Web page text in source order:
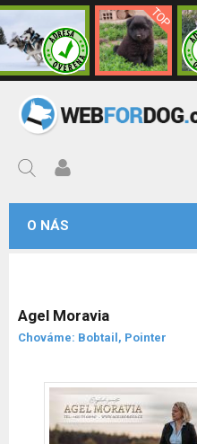
O NÁS
Agel Moravia
Chováme: Bobtail, Pointer